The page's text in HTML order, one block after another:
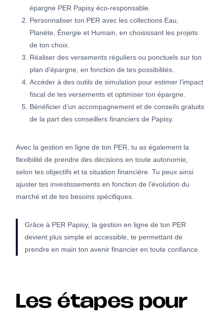
épargne PER Papisy éco-responsable.
Personnaliser ton PER avec les collections Eau,
Planète, Énergie et Humain, en choisissant les projets
de ton choix.
Réaliser des versements réguliers ou ponctuels sur ton
plan d’épargne, en fonction de tes possibilités.
Accéder à des outils de simulation pour estimer l’impact
fiscal de tes versements et optimiser ton épargne.
Bénéficier d’un accompagnement et de conseils gratuits
de la part des conseillers financiers de Papisy.
Avec la gestion en ligne de ton PER, tu as également la
flexibilité de prendre des décisions en toute autonomie,
selon tes objectifs et ta situation financière. Tu peux ainsi
ajuster tes investissements en fonction de l’évolution du
marché et de tes besoins spécifiques.
Grâce à PER Papisy, la gestion en ligne de ton PER
devient plus simple et accessible, te permettant de
prendre en main ton avenir financier en toute confiance.
Les étapes pour